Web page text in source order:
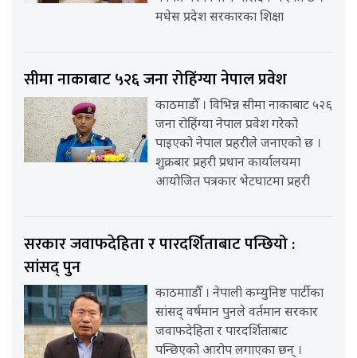
मधेस प्रदेश सरकारका शिक्षा
सीमा नाकाबाट ५२६ जना रोहिंग्या नेपाल प्रवेश
काठमाडौँ । विभिन्न सीमा नाकाबाट ५२६
जना रोहिंग्या नेपाल प्रवेश गरेको
पाइएको नेपाल प्रहरीले जनाएको छ ।
शुक्रबार प्रहरी प्रधान कार्यालयमा
आयोजित पत्रकार भेटघाटमा प्रहरी
सरकार जवाफदेहिता र पारदर्शिताबाट पन्छियो :
सांसद् पुन
काठमााडौँ । नेपाली कम्युनिष्ट पार्टीका
सांसद् वर्षमान पुनले वर्तमान सरकार
जवाफदेहिता र पारदर्शिताबाट
पन्छिएको आरोप लगाएका छन् ।